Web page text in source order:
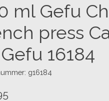
ml Gefu
press
16184
g16184